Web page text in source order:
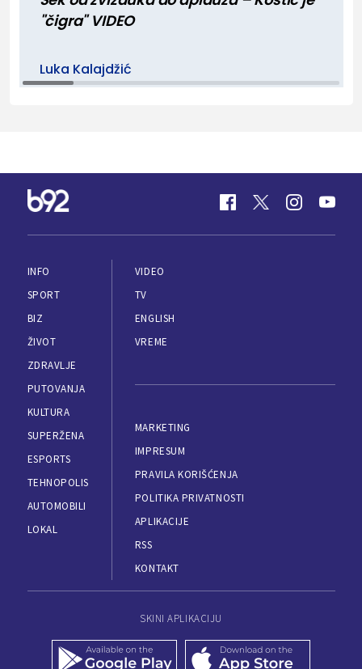
"čigra" VIDEO
Luka Kalajdžić
INFO
SPORT
BIZ
ŽIVOT
ZDRAVLJE
PUTOVANJA
KULTURA
SUPERŽENA
ESPORTS
TEHNOPOLIS
AUTOMOBILI
LOKAL
VIDEO
TV
ENGLISH
VREME
MARKETING
IMPRESUM
PRAVILA KORIŠĆENJA
POLITIKA PRIVATNOSTI
APLIKACIJE
RSS
KONTAKT
SKINI APLIKACIJU